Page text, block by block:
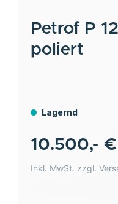
Petrof P
poliert
Lagernd
10.500,-
Inkl. MwSt. zzgl.